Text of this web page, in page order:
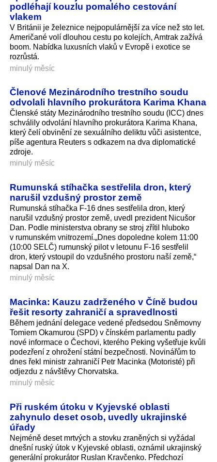
podléhají kouzlu pomalého cestování
vlakem
V Británii je železnice nejpopulárnější za více než sto let.
Američané volí dlouhou cestu po kolejích, Amtrak zažívá
boom. Nabídka luxusních vlaků v Evropě i exotice se
rozrůstá.
minulý měsíc
Členové Mezinárodního trestního soudu
odvolali hlavního prokurátora Karima Khana
Členské státy Mezinárodního trestního soudu (ICC) dnes
schválily odvolání hlavního prokurátora Karima Khana,
který čelí obvinění ze sexuálního deliktu vůči asistentce,
píše agentura Reuters s odkazem na dva diplomatické
zdroje.
minulý měsíc
Rumunská stíhačka sestřelila dron, který
narušil vzdušný prostor země
Rumunská stíhačka F-16 dnes sestřelila dron, který
narušil vzdušný prostor země, uvedl prezident Nicušor
Dan. Podle ministerstva obrany se stroj zřítil hluboko
v rumunském vnitrozemí.„Dnes dopoledne kolem 11:00
(10:00 SELČ) rumunský pilot v letounu F-16 sestřelil
dron, který vstoupil do vzdušného prostoru naší země,“
napsal Dan na X.
minulý měsíc
Macinka: Kauzu zadrženého v Číně budou
řešit resorty zahraničí a spravedlnosti
Během jednání delegace vedené předsedou Sněmovny
Tomiem Okamurou (SPD) v čínském parlamentu padly
nové informace o Čechovi, kterého Peking vyšetřuje kvůli
podezření z ohrožení státní bezpečnosti. Novinářům to
dnes řekl ministr zahraničí Petr Macinka (Motoristé) při
odjezdu z návštěvy Chorvatska.
minulý měsíc
Při ruském útoku v Kyjevské oblasti
zahynulo deset osob, uvedly ukrajinské
úřady
Nejméně deset mrtvých a stovku zraněných si vyžádal
dnešní ruský útok v Kyjevské oblasti, oznámil ukrajinský
generální prokurátor Ruslan Kravčenko. Předchozí